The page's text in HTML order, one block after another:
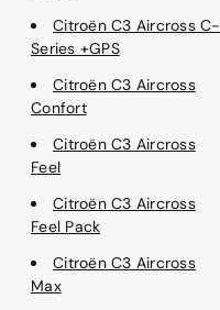
Citroën C3 Aircross C-
Series +GPS
Citroën C3 Aircross
Confort
Citroën C3 Aircross
Feel
Citroën C3 Aircross
Feel Pack
Citroën C3 Aircross
Max